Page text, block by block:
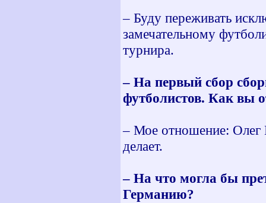
– Буду переживать
замечательному
турнира.
– На первый сбор
футболистов. Как вы
– Мое отношение: Олег
делает.
– На что могла бы
Германию?